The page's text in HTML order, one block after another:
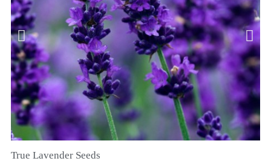
SZYBKI PODGLĄD
True Lavender Seeds